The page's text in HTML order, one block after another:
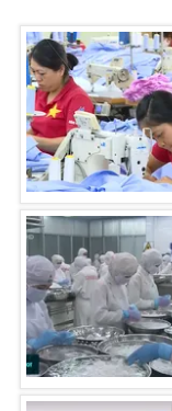
Video
VTV Money
VTV Sức khoẻ
Thị trường 24h
VTV4
VTV9
Liên hệ tòa soạn